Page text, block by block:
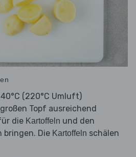
(220°C Umluft)
Topf ausreichend
die Kartoffeln und den
bringen. Die Kartoffeln schälen